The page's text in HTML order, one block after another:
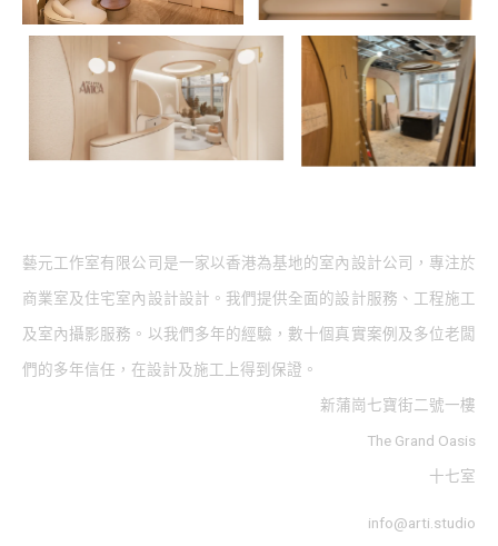
藝元工作室有限公司是一家以香港為基地的室內設計公司，專注於
商業室及住宅室內設計設計。我們提供全面的設計服務、工程施工
及室內攝影服務。以我們多年的經驗，數十個真實案例及多位老闆
們的多年信任，在設計及施工上得到保證。
新蒲崗七寶街二號一樓
The Grand Oasis
十七室
info@arti.studio